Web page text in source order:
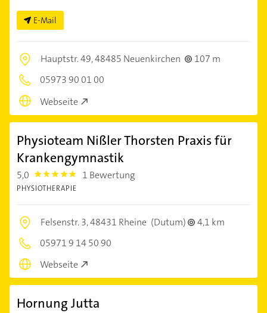
E-Mail
Hauptstr. 49,48485 Neuenkirchen
107 m
05973 90 01 00
Webseite
Physioteam Nißler Thorsten Praxis für
Krankengymnastik
5,0 5.0 1 Bewertung
PHYSIOTHERAPIE
Felsenstr. 3,48431 Rheine (Dutum)
4,1 km
05971 9 14 50 90
Webseite
Hornung Jutta